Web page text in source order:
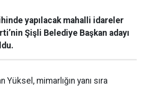
yapılacak mahalli idareler
Şişli Belediye Başkan adayı
Yüksel, mimarlığın yanı sıra